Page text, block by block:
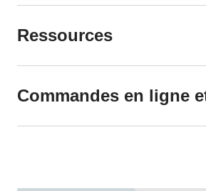
Ressources
Commandes en ligne